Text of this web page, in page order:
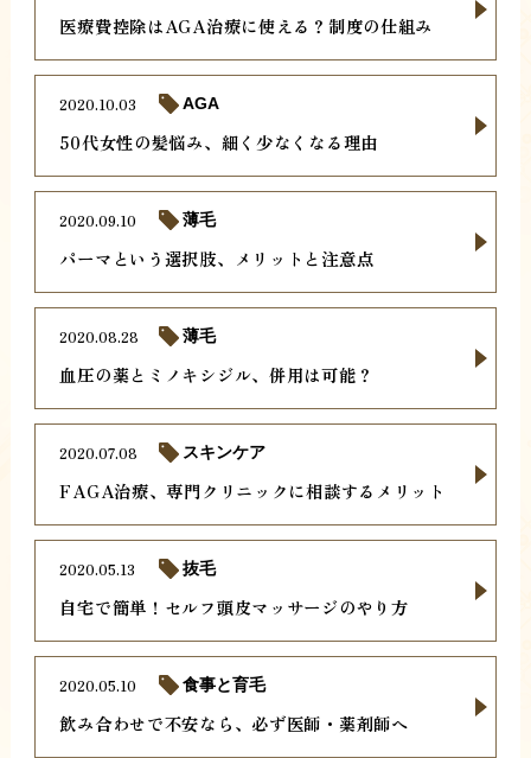
医療費控除はAGA治療に使える？制度の仕組み
50代女性の髪悩み、細く少なくなる理由
2020.10.03 AGA
パーマという選択肢、メリットと注意点
2020.09.10 薄毛
血圧の薬とミノキシジル、併用は可能？
2020.08.28 薄毛
FAGA治療、専門クリニックに相談するメリット
2020.07.08 スキンケア
自宅で簡単！セルフ頭皮マッサージのやり方
2020.05.13 抜毛
飲み合わせで不安なら、必ず医師・薬剤師へ
2020.05.10 食事と育毛